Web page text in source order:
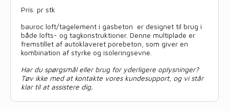
Pris. pr stk
bauroc loft/tagelement i gasbeton er designet til brug i
både lofts- og tagkonstruktioner. Denne multiplade er
fremstillet af autoklaveret porebeton, som giver en
kombination af styrke og isoleringsevne.
Har du spørgsmål eller brug for yderligere oplysninger?
Tøv ikke med at kontakte vores kundesupport, og vi står
klar til at assistere dig.